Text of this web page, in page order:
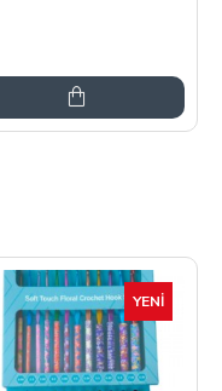
YENI